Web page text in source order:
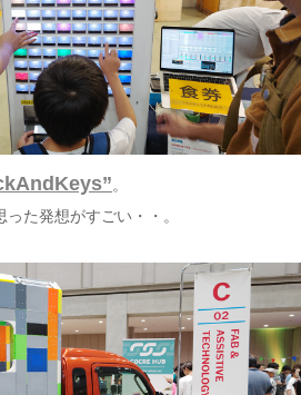
。
た発想がすごい・・。